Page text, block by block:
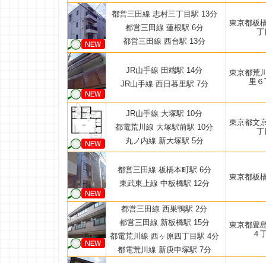
都営三田線 志村三丁目駅 13分
都営三田線 蓮根駅 6分
都営三田線 西台駅 13分
東京都板
丁
JR山手線 田端駅 14分
JR山手線 西日暮里駅 7分
東京都荒
里６
JR山手線 大塚駅 10分
都電荒川線 大塚駅前駅 10分
丸ノ内線 新大塚駅 5分
東京都文
丁
都営三田線 板橋本町駅 6分
東武東上線 中板橋駅 12分
東京都板
都営三田線 西巣鴨駅 2分
都営三田線 新板橋駅 15分
都電荒川線 西ヶ原四丁目駅 4分
都電荒川線 新庚申塚駅 7分
東京都豊
４